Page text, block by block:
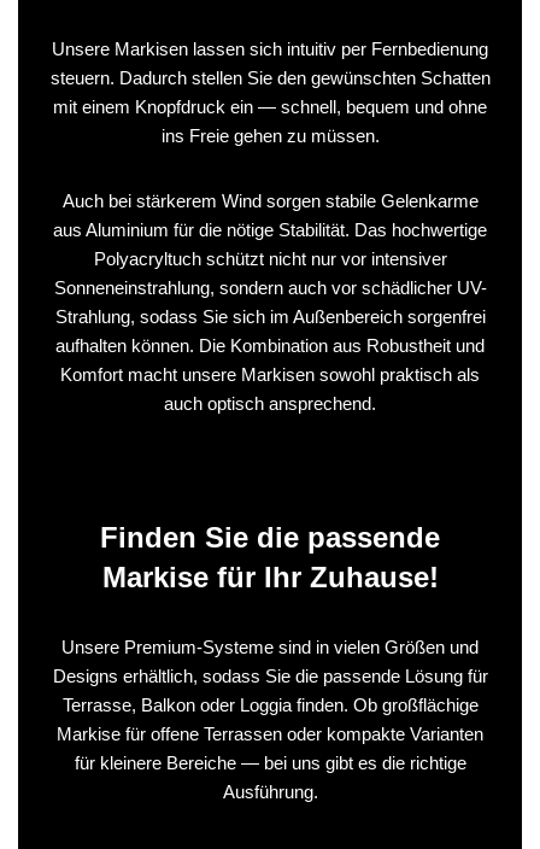
Unsere Markisen lassen sich intuitiv per Fernbedienung
steuern. Dadurch stellen Sie den gewünschten Schatten
mit einem Knopfdruck ein — schnell, bequem und ohne
ins Freie gehen zu müssen.
Auch bei stärkerem Wind sorgen stabile Gelenkarme
aus Aluminium für die nötige Stabilität. Das hochwertige
Polyacryltuch schützt nicht nur vor intensiver
Sonneneinstrahlung, sondern auch vor schädlicher UV-
Strahlung, sodass Sie sich im Außenbereich sorgenfrei
aufhalten können. Die Kombination aus Robustheit und
Komfort macht unsere Markisen sowohl praktisch als
auch optisch ansprechend.
Finden Sie die passende
Markise für Ihr Zuhause!
Unsere Premium-Systeme sind in vielen Größen und
Designs erhältlich, sodass Sie die passende Lösung für
Terrasse, Balkon oder Loggia finden. Ob großflächige
Markise für offene Terrassen oder kompakte Varianten
für kleinere Bereiche — bei uns gibt es die richtige
Ausführung.